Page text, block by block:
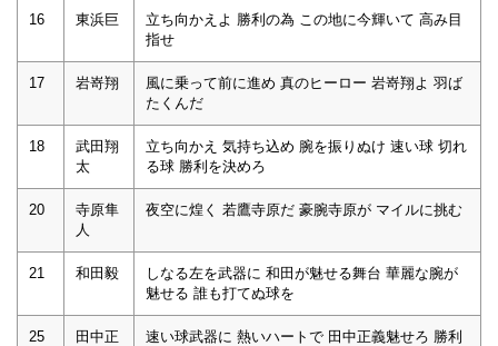
16 東浜巨
立ち向かえよ 勝利の為 この地に今輝いて 高み目
指せ
17 岩嵜翔
風に乗って前に進め 真のヒーロー 岩嵜翔よ 羽ば
たくんだ
18
武田翔
太
立ち向かえ 気持ち込め 腕を振りぬけ 速い球 切れ
る球 勝利を決めろ
20
寺原隼
人
夜空に煌く 若鷹寺原だ 豪腕寺原が マイルに挑む
21 和田毅
しなる左を武器に 和田が魅せる舞台 華麗な腕が
魅せる 誰も打てぬ球を
25
田中正
速い球武器に 熱いハートで 田中正義魅せろ 勝利